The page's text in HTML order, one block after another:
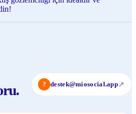
? destek@miosocial.app↗